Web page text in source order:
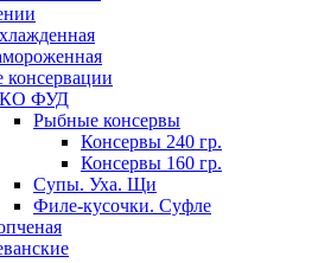
ФУД
Рыбные консервы
Консервы 240 гр.
Консервы 160 гр.
Супы. Уха. Щи
Филе-кусочки. Суфле